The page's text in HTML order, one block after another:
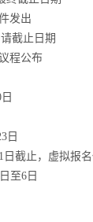
发出
截止日期
程公布
日
日
1 日截止，虚拟报
日至6 日